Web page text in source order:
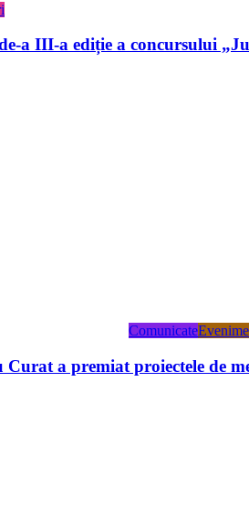
a III-a ediție a concursului
Comunicate
a premiat proiectele de